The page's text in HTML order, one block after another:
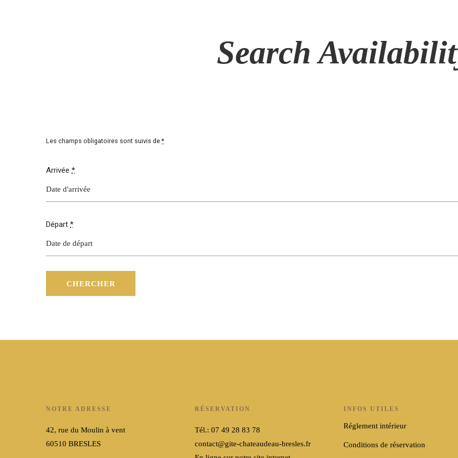
Au
Search
Les champs obligatoires sont suivis de *
Arrivée *
Départ *
NOTRE ADRESSE
42, rue du Moulin à vent
60510 BRESLES
RÉSERVATION
Tél.: 07 49 28 83 78
contact@gite-chateaudeau-bresles.fr
INFOS UTILES
Réglement intérieur
Conditions de réservation